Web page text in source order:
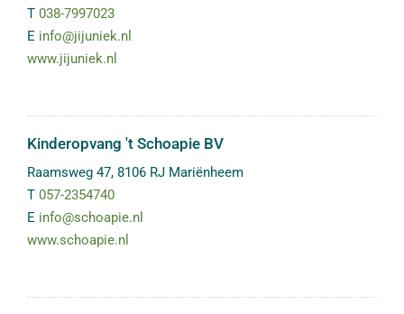
T 038-7997023
E info@jijuniek.nl
www.jijuniek.nl
Kinderopvang 't Schoapie BV
Raamsweg 47, 8106 RJ Mariënheem
T 057-2354740
E info@schoapie.nl
www.schoapie.nl